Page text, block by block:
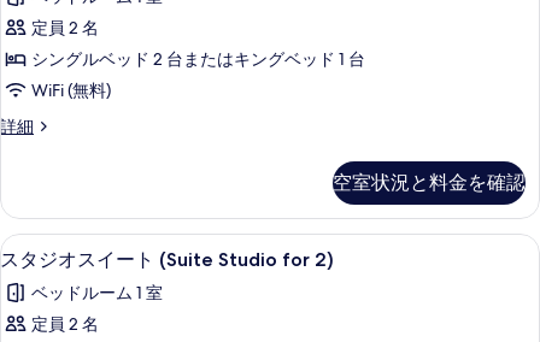
(for
4)
の
べ
の
写
真
を
表
(for
の
詳
ン
グ
ル
ー
テ
ィ
ビ
ュ
ネ
テ
ィ
グ
シ
テ
ィ
ビ
ュ
ー
プ
ル
ル
ー
ム
2)
の
す
べ
定員 2 名
シングルベッド 2 台またはキングベッド 1 台
WiFi (無料)
詳細
ト
ル
ー
ム
(Triple
Room
2)
空室状況と料金を確認
ス
タ
ジ
高級寝具、ミニバー、セーフティボ
1
スタジオスイート (Suite Studio for 2)
ベッドルーム 1 室
定員 2 名